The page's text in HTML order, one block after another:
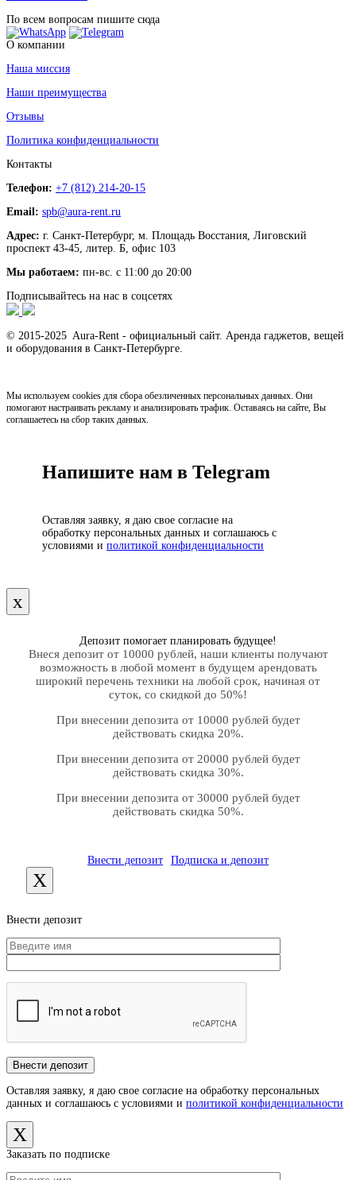
По всем вопросам пишите сюда
О компании
Наша миссия
Наши преимущества
Отзывы
Политика конфиденциальности
Контакты
Телефон: +7 (812) 214-20-15
Email: spb@aura-rent.ru
Адрес: г. Санкт-Петербург, м. Площадь Восстания, Лиговский
проспект 43-45, литер. Б, офис 103
Мы работаем: пн-вс. с 11:00 до 20:00
Подписывайтесь на нас в соцсетях
© 2015-2025 Aura-Rent - официальный сайт. Аренда гаджетов, вещей
и оборудования в Санкт-Петербурге.
Мы используем cookies для сбора обезличенных персональных данных. Они
помогают настраивать рекламу и анализировать трафик. Оставаясь на сайте, Вы
соглашаетесь на сбор таких данных.
Напишите нам в Telegram
Оставляя заявку, я даю свое согласие на
обработку персональных данных и соглашаюсь с
условиями и политикой конфиденциальности
х
Депозит помогает планировать будущее!
Внеся депозит от 10000 рублей, наши клиенты получают
возможность в любой момент в будущем арендовать
широкий перечень техники на любой срок, начиная от
суток, со скидкой до 50%!
При внесении депозита от 10000 рублей будет
действовать скидка 20%.
При внесении депозита от 20000 рублей будет
действовать скидка 30%.
При внесении депозита от 30000 рублей будет
действовать скидка 50%.
Внести депозит Подписка и депозит
X
Внести депозит
Оставляя заявку, я даю свое согласие на обработку персональных
данных и соглашаюсь с условиями и политикой конфиденциальности
X
Заказать по подписке